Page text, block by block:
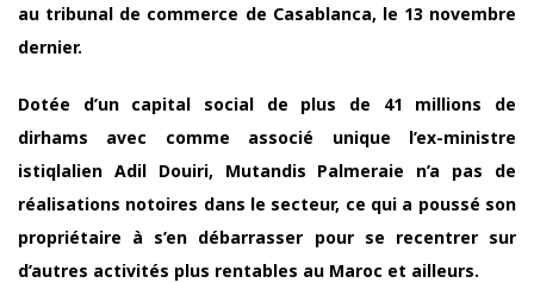
au tribunal de commerce de Casablanca, le 13 novembre
dernier.
Dotée d’un capital social de plus de 41 millions de
dirhams avec comme associé unique l’ex-ministre
istiqlalien Adil Douiri, Mutandis Palmeraie n’a pas de
réalisations notoires dans le secteur, ce qui a poussé son
propriétaire à s’en débarrasser pour se recentrer sur
d’autres activités plus rentables au Maroc et ailleurs.